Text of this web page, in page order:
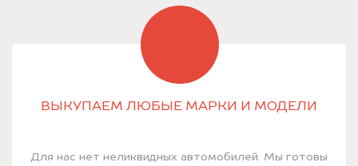
ВЫКУПАЕМ ЛЮБЫЕ МАРКИ И МОДЕЛИ
Для нас нет неликвидных автомобилей. Мы готовы